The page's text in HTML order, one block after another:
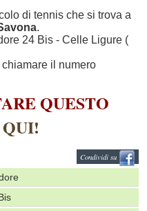
di tennis che si trova a
.
24 Bis - Celle Ligure (
il numero
QUESTO
Condividi su